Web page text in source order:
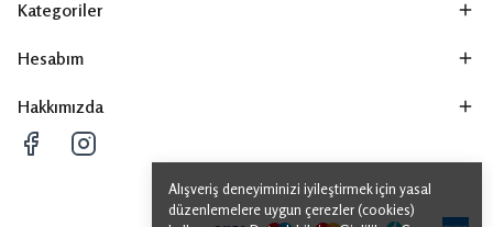
Alışveriş deneyiminizi iyileştirmek için yasal
düzenlemelere uygun çerezler (cookies)
Kategoriler
Hesabım
Hakkımızda